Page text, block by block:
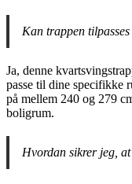
Kan trappen
Ja, denne
passe til dine specifikke
på mellem 240 og 279
boligrum.
Hvordan sikrer jeg,